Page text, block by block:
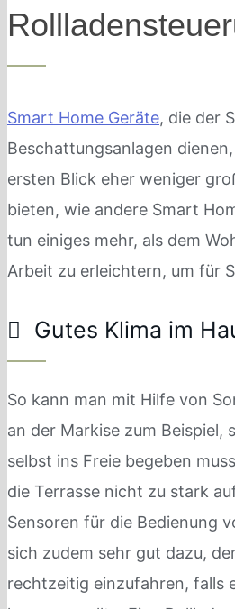
Smart Home Geräte, die der
Beschattungsanlagen
ersten Blick eher weniger
bieten, wie andere Smart
tun einiges mehr, als dem
Arbeit zu erleichtern, um für
Gutes Klima im
So kann man mit Hilfe von
an der Markise zum Beispiel,
selbst ins Freie begeben
die Terrasse nicht zu stark
Sensoren für die Bedienung
sich zudem sehr gut dazu,
rechtzeitig einzufahren, falls